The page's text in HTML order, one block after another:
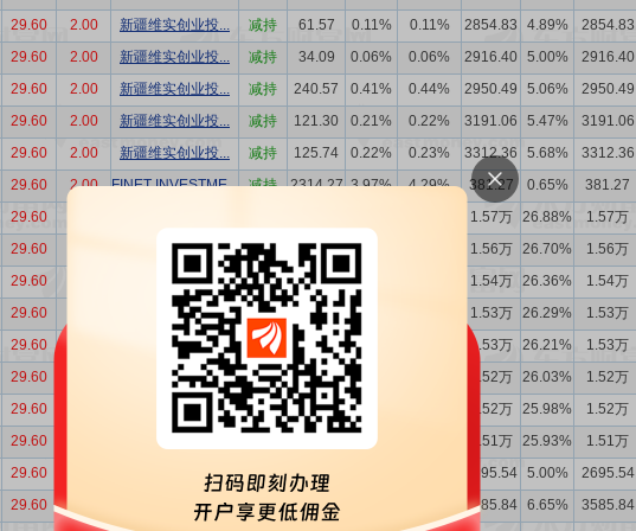
29.60 2.00 新疆维实创业投... 减持 61.57 0.11% 0.11% 2854.83 4.89% 2854.83
29.60 2.00 新疆维实创业投... 减持 34.09 0.06% 0.06% 2916.40 5.00% 2916.40
29.60 2.00 新疆维实创业投... 减持 240.57 0.41% 0.44% 2950.49 5.06% 2950.49
29.60 2.00 新疆维实创业投... 减持 121.30 0.21% 0.22% 3191.06 5.47% 3191.06
29.60 2.00 新疆维实创业投... 减持 125.74 0.22% 0.23% 3312.36 5.68% 3312.36
29.60 2.00 FINET INVESTME... 减持 2314.27 3.97% 4.29% 381.27 0.65% 381.27
29.60 1.57万 26.88% 1.57万
29.60 福建省电子信息... 增持 200.00 0.34% 1.56万 26.70% 1.56万
29.60 福建省电子信息... 增持 40.00 0.07% 1.54万 26.36% 1.54万
29.60 福建省电子信息... 增持 50.00 0.09% 1.53万 26.29% 1.53万
29.60 福建省电子信息... 增持 100.00 0.17% 1.53万 26.21% 1.53万
29.60 福建省电子信息... 增持 30.00 0.05% 1.52万 26.03% 1.52万
29.60 福建省电子信息... 增持 30.80 0.05% 1.52万 25.98% 1.52万
29.60 福建省电子信息... 0.05% 1.51万 25.93% 1.51万
29.60 FINET INVESTME... 减持 890.30 2695.54 5.00% 2695.54
29.60 FINET INVESTME... 减持 643.32 3585.84 6.65% 3585.84